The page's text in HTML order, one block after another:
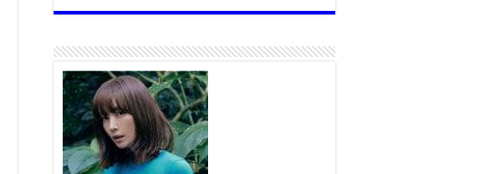
холбоогүйгээс саатах ёсгүй
“Сэлбэ 20 минутын хот”
төслийн анхны 12 давхар
барилгын үндсэн карказ,
цутгалтын ажил дууслаа
2026 оны 7 сар 20 / 17 цаг 17 минут
Мопед, скүүтер, тэдгээртэй
адилтгах үзүүлэлт бүхий